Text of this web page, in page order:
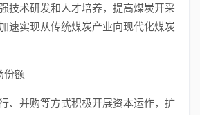
技术研发和人才培养，提高煤炭开采
速实现从传统煤炭产业向现代化煤炭
份额
、并购等方式积极开展资本运作，扩